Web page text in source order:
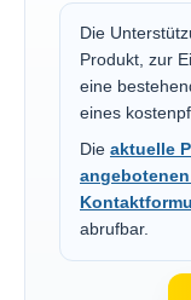
Die
Produkt, zur
eine
eines
Die aktuelle
abrufbar.